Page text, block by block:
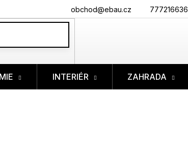
777216636
obchod@ebau.cz
INTERIÉR ZAHRADA